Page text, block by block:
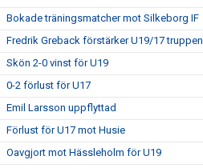
Bokade träningsmatcher mot Silkeborg IF
Fredrik Greback förstärker U19/17 truppen
Skön 2-0 vinst för U19
0-2 förlust för U17
Emil Larsson uppflyttad
Förlust för U17 mot Husie
Oavgjort mot Hässleholm för U19